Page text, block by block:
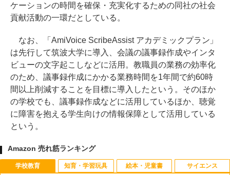
ケーションの時間を確保・充実化するための同社の社会
貢献活動の一環だとしている。
なお、「AmiVoice ScribeAssist アカデミックプラン」
は先行して筑波大学に導入、会議の議事録作成やインタ
ビューの文字起こしなどに活用。教職員の業務の効率化
のため、議事録作成にかかる業務時間を1年間で約60時
間以上削減することを目標に導入したという。そのほか
の学校でも、議事録作成などに活用しているほか、聴覚
に障害を抱える学生向けの情報保障として活用している
という。
Amazon 売れ筋ランキング
学校教育 知育・学習玩具 絵本・児童書 サイエンス